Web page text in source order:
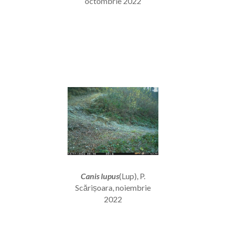
Canis lupus(Lup), P.
Scărișoara, noiembrie
2022